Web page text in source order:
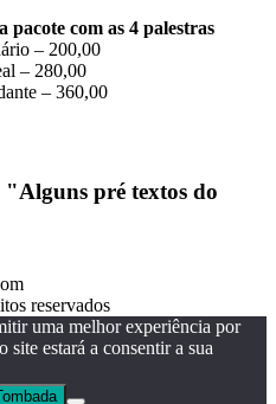
pacote com as 4 palestras
– 200,00
– 280,00
– 360,00
pré textos do
reservados
uma melhor experiência por
estará a consentir a sua